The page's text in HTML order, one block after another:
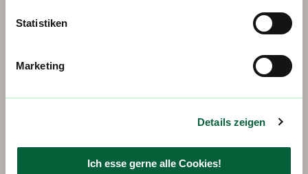
Statistiken
Marketing
Details zeigen
Ich esse gerne alle Cookies!
solltest du immer ärztlichen Rat einholen.
eigenständig „überdecken“, da sonst wichtige